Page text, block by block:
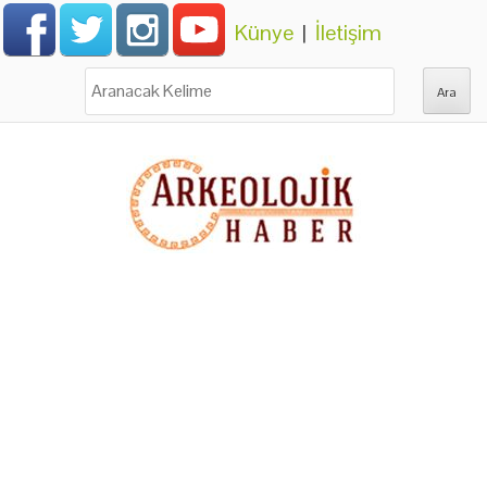
Künye | İletişim